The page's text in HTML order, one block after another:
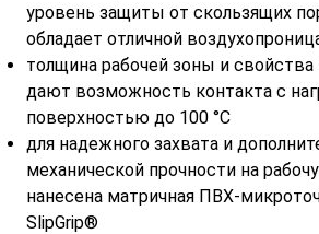
уровень защиты от скользящих
обладает отличной
толщина рабочей зоны и
дают возможность контакта с
поверхностью до 100 °С
для надежного захвата и
механической прочности на
нанесена матричная ПВХ-
SlipGrip®